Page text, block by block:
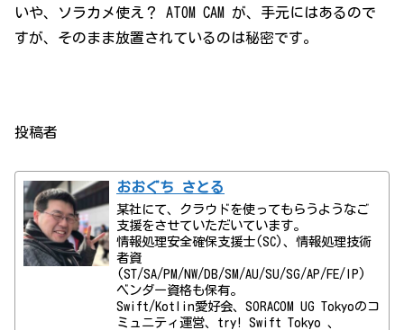
いや、ソラカメ使え？ ATOM CAM が、手元にはあるので
すが、そのまま放置されているのは秘密です。
投稿者
おおぐち さとる
某社にて、クラウドを使ってもらうようなご
支援をさせていただいています。
情報処理安全確保支援士(SC)、情報処理技術
者資
(ST/SA/PM/NW/DB/SM/AU/SU/SG/AP/FE/IP)
ベンダー資格も保有。
Swift/Kotlin愛好会、SORACOM UG Tokyoのコ
ミュニティ運営、try! Swift Tokyo 、